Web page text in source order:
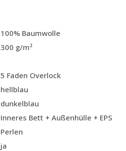
100% Baumwolle
300 g/m²
5 Faden Overlock
hellblau
dunkelblau
Inneres Bett + Außenhülle + EPS
Perlen
ja